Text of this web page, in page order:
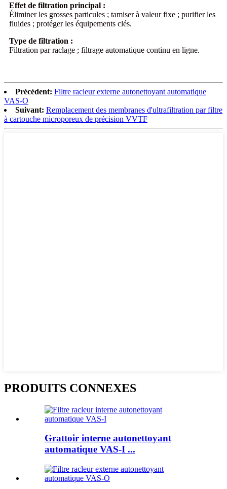
Effet de filtration principal :
Éliminer les grosses particules ; tamiser à valeur fixe ; purifier les
fluides ; protéger les équipements clés.
Type de filtration :
Filtration par raclage ; filtrage automatique continu en ligne.
Précédent: Filtre racleur externe autonettoyant automatique
VAS-O
Suivant: Remplacement des membranes d'ultrafiltration par filtre
à cartouche microporeux de précision VVTF
PRODUITS CONNEXES
Grattoir interne autonettoyant
automatique VAS-I ...